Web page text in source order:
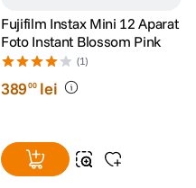
Fujifilm Instax Mini 12 Aparat
Foto Instant Blossom Pink
(1)
38900 lei